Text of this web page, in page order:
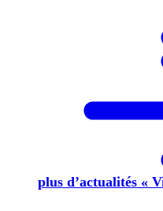
plus d’actualités «